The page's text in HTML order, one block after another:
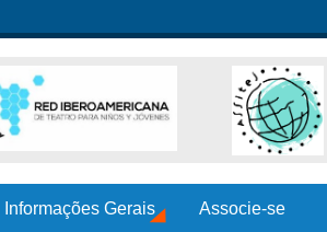
Informações Gerais Associe-se